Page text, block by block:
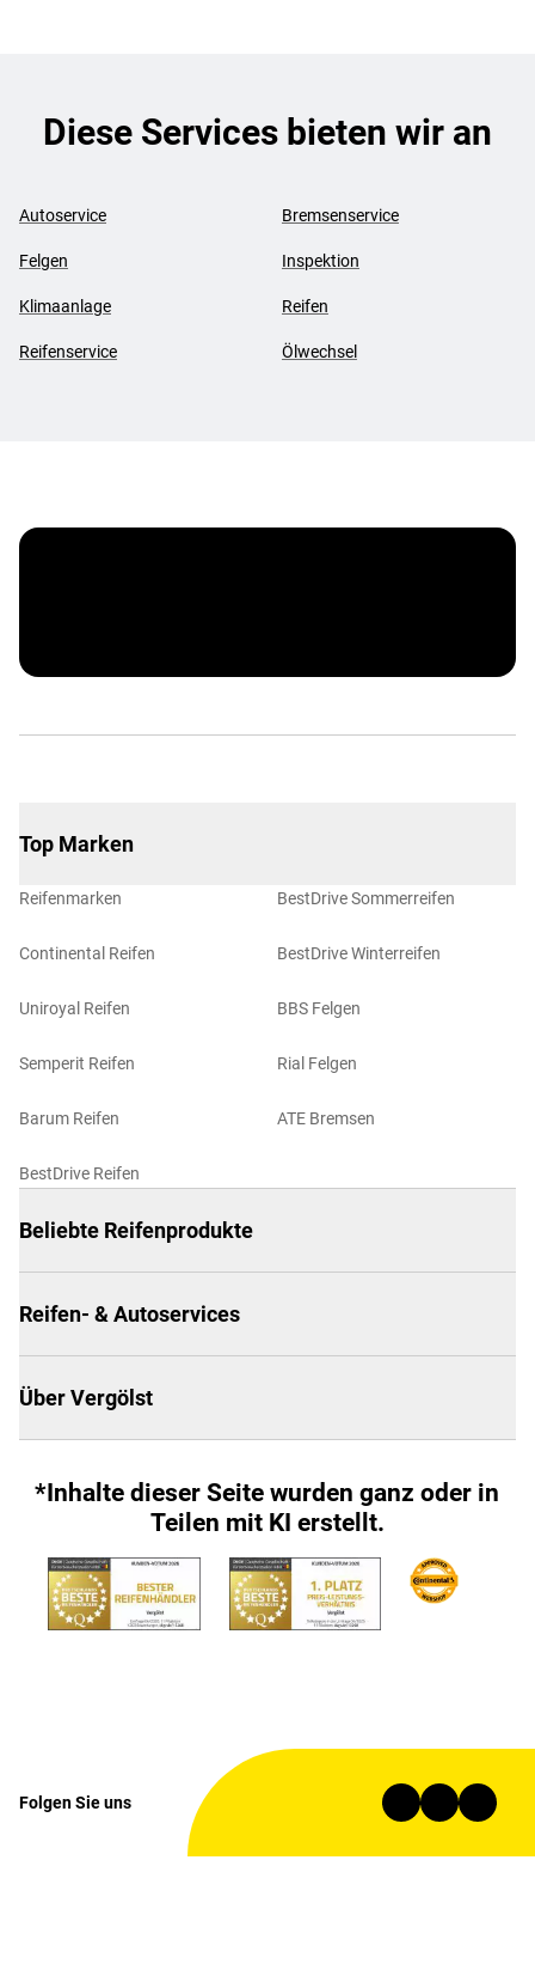
Diese Services bieten wir an
Autoservice Bremsenservice
Felgen Inspektion
Klimaanlage Reifen
Reifenservice Ölwechsel
Top Marken
Reifenmarken
Continental Reifen
Uniroyal Reifen
Semperit Reifen
Barum Reifen
BestDrive Reifen
BestDrive Sommerreifen
BestDrive Winterreifen
BBS Felgen
Rial Felgen
ATE Bremsen
Beliebte Reifenprodukte
Reifen- & Autoservices
Über Vergölst
*Inhalte dieser Seite wurden ganz oder in
Teilen mit KI erstellt.
Folgen Sie uns